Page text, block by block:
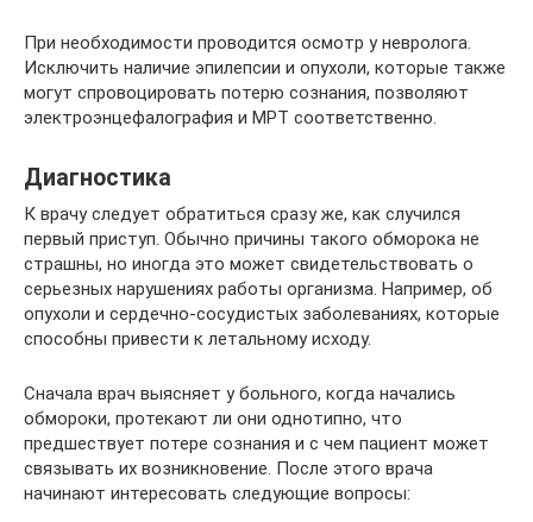
При необходимости проводится осмотр у невролога.
Исключить наличие эпилепсии и опухоли, которые также
могут спровоцировать потерю сознания, позволяют
электроэнцефалография и МРТ соответственно.
Диагностика
К врачу следует обратиться сразу же, как случился
первый приступ. Обычно причины такого обморока не
страшны, но иногда это может свидетельствовать о
серьезных нарушениях работы организма. Например, об
опухоли и сердечно-сосудистых заболеваниях, которые
способны привести к летальному исходу.
Сначала врач выясняет у больного, когда начались
обмороки, протекают ли они однотипно, что
предшествует потере сознания и с чем пациент может
связывать их возникновение. После этого врача
начинают интересовать следующие вопросы: